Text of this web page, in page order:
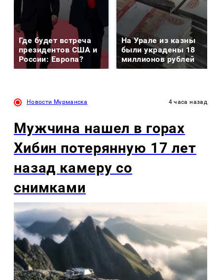
Где будет встреча
президентов США и
России: Европа?
На Урале из казны
были украдены 18
миллионов рублей
Новости Мурманска 4 часа назад
Мужчина нашел в горах
Хибин потерянную 17 лет
назад камеру со
снимками